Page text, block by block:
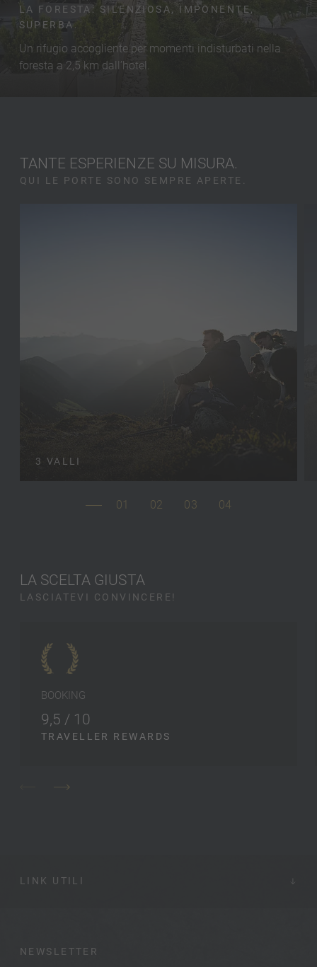
LA FORESTA: SILENZIOSA, IMPONENTE,
SUPERBA.
Un rifugio accogliente per momenti indisturbati nella
foresta a 2,5 km dall’hotel.
TANTE ESPERIENZE SU MISURA.
QUI LE PORTE SONO SEMPRE APERTE.
3 VALLI
01 02 03 04
LA SCELTA GIUSTA
LASCIATEVI CONVINCERE!
BOOKING
9,5 / 10
TRAVELLER REWARDS
LINK UTILI
NEWSLETTER